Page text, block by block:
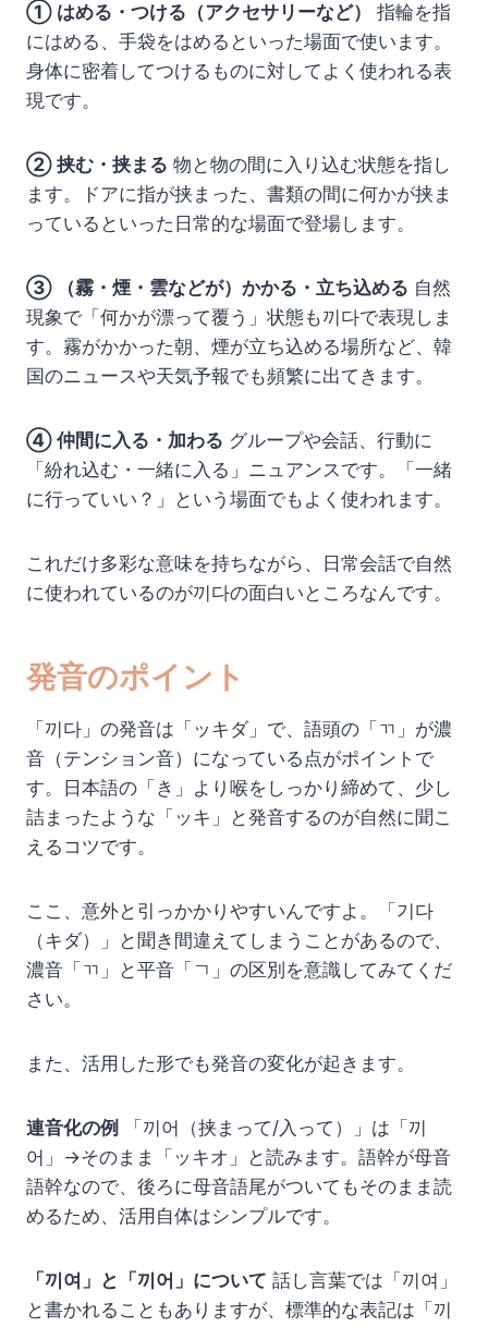
① はめる・つける（アクセサリーなど）
指輪を指
にはめる、手袋をはめるといった場面で使います。
身体に密着してつけるものに対してよく使われる表
現です。
② 挟む・挟まる 物と物の間に入り込む状態を指し
ます。ドアに指が挟まった、書類の間に何かが挟ま
っているといった日常的な場面で登場します。
③ （霧・煙・雲などが）かかる・立ち込める 自然
現象で「何かが漂って覆う」状態も끼다で表現しま
す。霧がかかった朝、煙が立ち込める場所など、韓
国のニュースや天気予報でも頻繁に出てきます。
④ 仲間に入る・加わる グループや会話、行動に
「紛れ込む・一緒に入る」ニュアンスです。「一緒
に行っていい？」という場面でもよく使われます。
これだけ多彩な意味を持ちながら、日常会話で自然
に使われているのが끼다の面白いところなんです。
発音のポイント
「끼다」の発音は「ッキダ」で、語頭の「ㄲ」が濃
音（テンション音）になっている点がポイントで
す。日本語の「き」より喉をしっかり締めて、少し
詰まったような「ッキ」と発音するのが自然に聞こ
えるコツです。
ここ、意外と引っかかりやすいんですよ。「기다
（キダ）」と聞き間違えてしまうことがあるので、
濃音「ㄲ」と平音「ㄱ」の区別を意識してみてくだ
さい。
また、活用した形でも発音の変化が起きます。
連音化の例
「끼어（挟まって/入って）」は「끼
어」→そのまま「ッキオ」と読みます。語幹が母音
語幹なので、後ろに母音語尾がついてもそのまま読
めるため、活用自体はシンプルです。
「끼여」と「끼어」について 話し言葉では「끼여」
と書かれることもありますが、標準的な表記は「끼